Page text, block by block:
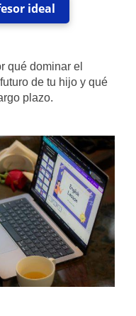
ideal
qué dominar el
de tu hijo y qué
plazo.